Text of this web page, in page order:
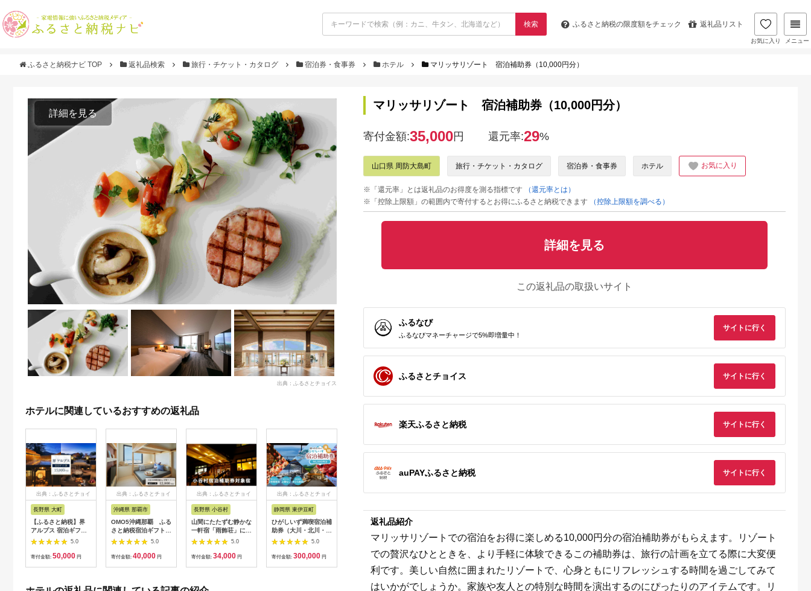
検索 ふるさと納税の限度額をチェック 返礼品リスト
お気に入り メニュー
ふるさと納税ナビ TOP 返礼品検索 旅行・チケット・カタログ 宿泊券・食事券 ホテル マリッサリゾート 宿泊補助券（10,000円分）
詳細を見る
出典：ふるさとチョイス
ホテルに関連しているおすすめの返礼品
出典：ふるさとチョイ
長野県 大町
【ふるさと納税】界
アルプス 宿泊ギフト
券（15,000円分）
【星野リゾート】
5.0
寄付金額: 50,000 円
出典：ふるさとチョイ
沖縄県 那覇市
OMO5沖縄那覇 ふる
さと納税宿泊ギフト券
(12,000円)
5.0
寄付金額: 40,000 円
出典：ふるさとチョイ
長野県 小谷村
山間にたたずむ静かな
一軒宿「雨飾荘」に泊
まる！小谷村宿泊券
5.0
寄付金額: 34,000 円
出典：ふるさとチョイ
静岡県 東伊豆町
ひがしいず満喫宿泊補
助券（大川・北川・熱
川・片瀬・白田・稲取
5.0
寄付金額: 300,000 円
出典：ふるさとチョイ
大阪府 泉佐野市
ホテル日航関西空港
【旅行 宿泊 出張 前泊
ターミナルビル 徒歩
5.0
10,000円
出典：ふるさとチョイ
熊本県 熊本市
モデレートルーム 2名
利用券 ペア宿泊券
5.0
寄付金額:65,000 円
出典：ふるさとチョイ
兵庫県 神戸市
ホテル」宿泊プラン
5.0
寄付金額:100,000 円
出典：ふるさとチョイ
千葉県 木更津市
基準室 大人２名 宿
泊券 （平日限定） ふ
るさと納税 宿泊券 宿
プール 温泉 オーシャ
ンビュー 1泊2日 バイ
キング 飲み放題 割引
5.0
寄付金額:133,000円
出典：ふるさとチョイ
山梨県 北杜市
助券 (30,000円分)
【選べる ホテルorコ
テージ】 宿泊 チケッ
ト プライベート空間
地産地消 レストラン
ショップ ミュージア
ム 八ヶ岳 観光
5.0
寄付金額:100,000円
出典：ふるさとチョ
千葉県 浦安市
円分
寄付金額:100,000
マリッサリゾート 宿泊補助券（10,000円分）
寄付金額:35,000円 還元率:29%
山口県 周防大島町 旅行・チケット・カタログ 宿泊券・食事券 ホテル お気に入り
※「還元率」とは返礼品のお得度を測る指標です
（還元率とは）
※「控除上限額」の範囲内で寄付するとお得にふるさと納税できます
（控除上限額を調べる）
詳細を見る
この返礼品の取扱いサイト
ふるなび
ふるなびマネーチャージで5%即増量中！
サイトに行く
ふるさとチョイス サイトに行く
楽天ふるさと納税 サイトに行く
auPAYふるさと納税 サイトに行く
返礼品紹介
マリッサリゾートでの宿泊をお得に楽しめる10,000円分の宿泊補助券がもらえます。リゾート
での贅沢なひとときを、より手軽に体験できるこの補助券は、旅行の計画を立てる際に大変便
利です。美しい自然に囲まれたリゾートで、心身ともにリフレッシュする時間を過ごしてみて
はいかがでしょうか。家族や友人との特別な時間を演出するのにぴったりのアイテムです。リ